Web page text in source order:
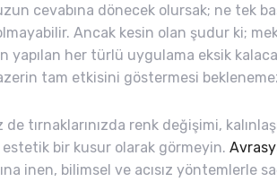
cevabına dönecek olursak; ne tek
Ancak kesin olan şudur ki;
yapılan her türlü uygulama eksik
tam etkisini göstermesi
de tırnaklarınızda renk değişimi,
estetik bir kusur olarak görmeyin.
inen, bilimsel ve acısız yöntemlerle